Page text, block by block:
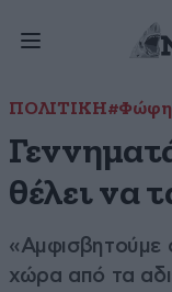
ΠΟΛΙΤΙΚΗ#Φώφη
θέλει να
«Αμφισβητούμε
χώρα από τα